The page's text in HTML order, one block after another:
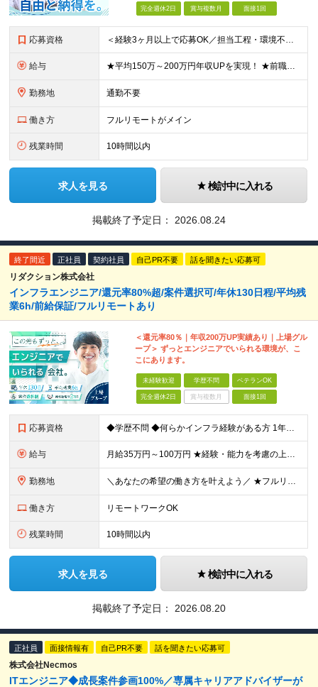
完全週休2日 賞与複数月 面接1回
応募資格 ＜経験3ヶ月以上で応募OK／担当工程・環境不問／ブランクOK＞ ★20代～50代まで幅広く活躍中 ★キャリア20年以上のベテランも歓迎 ★子育てと両立しながら働く社員も在籍 ★ブランクあり・正社員デビ
給与 ★平均150万～200万円年収UPを実現！ ★前職給与を100％保証！ ★案件内容の開示・明確な評価体制あり ⇒クライアント評価で即昇給を実現したケースも◎ ★年12回（毎月昇給チャンスあり） ■月
勤務地 通勤不要
働き方 フルリモートがメイン
残業時間 10時間以内
求人を見る 検討中に入れる
掲載終了予定日： 2026.08.24
終了間近 正社員 契約社員 自己PR不要 話を聞きたい応募可
リダクション株式会社
インフラエンジニア/還元率80%超/案件選択可/年休130日程/平均残
業6h/前給保証/フルリモートあり
＜還元率80％｜年収200万UP実績あり｜上場グル
ープ＞ ずっとエンジニアでいられる環境が、こ
こにあります。
未経験歓迎 学歴不問 ベテランOK
完全週休2日 賞与複数月 面接1回
応募資格 ◆学歴不問 ◆何らかインフラ経験がある方 1年未満のご経験でも歓迎！ ◆経験年数・担当フェーズ・言語不問 ＼こんな方もぜひご応募ください！／ ・IT業界で何らかの実務経験をお持ちの方 ・第二新卒の方
給与 月給35万円～100万円 ★経験・能力を考慮の上、決定 ★前職給与を100％保証 ★案件内容の開示・明確な評価制度 ※上記金額には30時間分・6万6500円以上の固定残業代が含まれています ※超過
勤務地 ＼あなたの希望の働き方を叶えよう／ ★フルリモート・リモートワークOK ★希望を考慮します ★転居を伴う転勤は無し 本社：東京都豊島区高田2丁目17-22 目白中野ビル 5階 大阪：大阪府大阪市西区
働き方 リモートワークOK
残業時間 10時間以内
求人を見る 検討中に入れる
掲載終了予定日： 2026.08.20
正社員 面接情報有 自己PR不要 話を聞きたい応募可
株式会社Necmos
ITエンジニア◆成長案件参画100%／専属キャリアアドバイザーが